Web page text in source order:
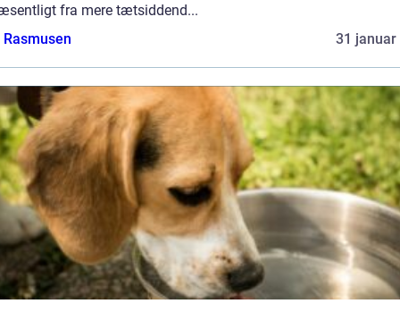
fra mere tætsiddend...
31 januar